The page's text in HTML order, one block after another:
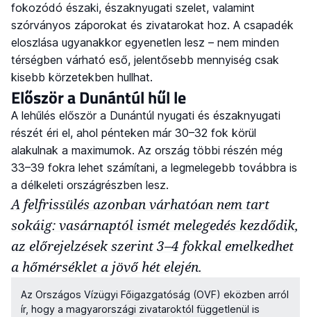
fokozódó északi, északnyugati szelet, valamint
szórványos záporokat és zivatarokat hoz. A csapadék
eloszlása ugyanakkor egyenetlen lesz – nem minden
térségben várható eső, jelentősebb mennyiség csak
kisebb körzetekben hullhat.
Először a Dunántúl hűl le
A lehűlés először a Dunántúl nyugati és északnyugati
részét éri el, ahol pénteken már 30–32 fok körül
alakulnak a maximumok. Az ország többi részén még
33–39 fokra lehet számítani, a legmelegebb továbbra is
a délkeleti országrészben lesz.
A felfrissülés azonban várhatóan nem tart
sokáig: vasárnaptól ismét melegedés kezdődik,
az előrejelzések szerint 3–4 fokkal emelkedhet
a hőmérséklet a jövő hét elején.
Az Országos Vízügyi Főigazgatóság (OVF) eközben arról
ír, hogy a magyarországi zivataroktól függetlenül is